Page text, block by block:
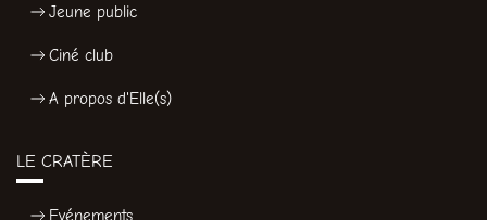
Jeune public
Ciné club
A propos d'Elle(s)
LE CRATÈRE
Evénements